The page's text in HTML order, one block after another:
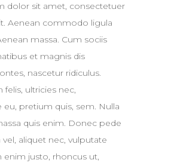
dolor sit amet, consectetuer
Aenean commodo ligula
massa. Cum sociis
et magnis dis
nascetur ridiculus.
felis, ultricies nec,
eu, pretium quis, sem. Nulla
quis enim. Donec pede
vel, aliquet nec, vulputate
enim justo, rhoncus ut,